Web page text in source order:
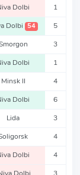
Dolbi 1
Dolbi 54 5
3
Dolbi 1
Minsk II 4
Dolbi 6
Lida 3
4
Dolbi 4